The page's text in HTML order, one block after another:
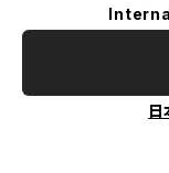
日